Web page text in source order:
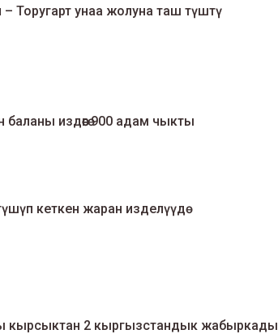
Торугарт унаа жолуна таш түштү
издөөгө 900 адам чыкты
кеткен жаран изделүүдө
кырсыктан 2 кыргызстандык жабыркады